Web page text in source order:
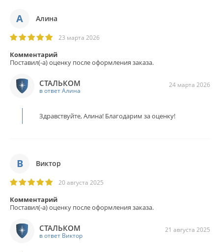
А Алина
23 марта 2026
Комментарий
Поставил(-а) оценку после оформления заказа.
24 марта 2026
СТАЛЬКОМ
в ответ Алина
Здравствуйте, Алина! Благодарим за оценку!
В Виктор
20 августа 2025
Комментарий
Поставил(-а) оценку после оформления заказа.
21 августа 2025
СТАЛЬКОМ
в ответ Виктор